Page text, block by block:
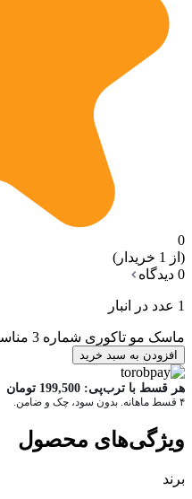
0
(از 1 خریدار)
0 دیدگاه
1 عدد در انبار
ماسک مو تاکوری شماره 3 مناسب مو آسیب دیده عدد
افزودن به سبد خرید
هر قسط با ترب‌پی: 199,500 تومان
۴ قسط ماهانه. بدون سود، چک و ضامن.
ویژگی‌های محصول
برند